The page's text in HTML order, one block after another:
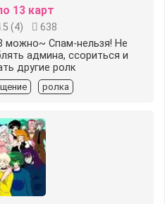
13 карт
(4)
638
можно~ Спам-нельзя! Не
админа, ссориться и
другие ролк
ролка